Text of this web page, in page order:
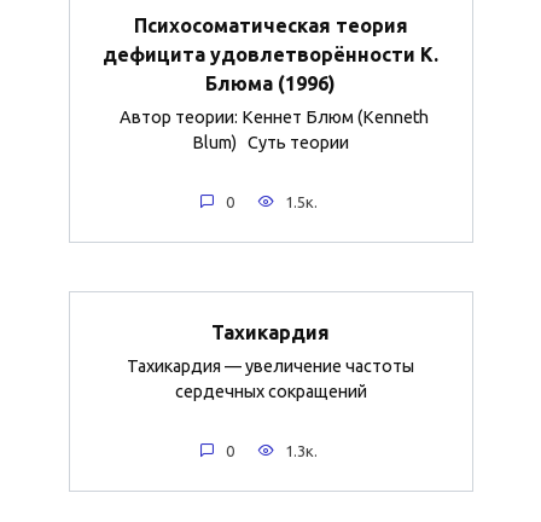
Психосоматическая теория
дефицита удовлетворённости К.
Блюма (1996)
Автор теории: Кеннет Блюм (Kenneth
Blum) Суть теории
0 1.5к.
Тахикардия
Тахикардия — увеличение частоты
сердечных сокращений
0 1.3к.